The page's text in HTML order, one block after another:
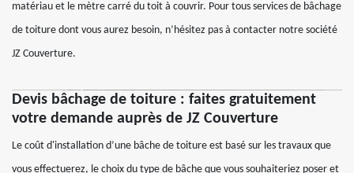
matériau et le mètre carré du toit à couvrir. Pour tous services de bâchage
de toiture dont vous aurez besoin, n’hésitez pas à contacter notre société
JZ Couverture.
Devis bâchage de toiture : faites gratuitement
votre demande auprès de JZ Couverture
Le coût d'installation d’une bâche de toiture est basé sur les travaux que
vous effectuerez, le choix du type de bâche que vous souhaiteriez poser et